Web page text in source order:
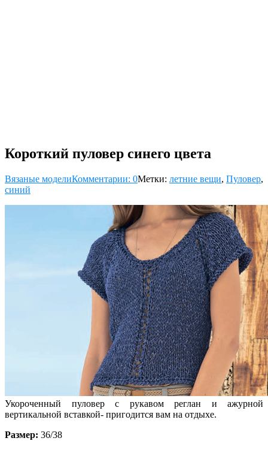
Короткий пуловер синего цвета
Вязаные моделиКомментарии: 0Метки: летние вещи, Пуловер,
синий
Укороченный пуловер с рукавом реглан и ажурной
вертикальной вставкой- пригодится вам на отдыхе.
Размер: 36/38